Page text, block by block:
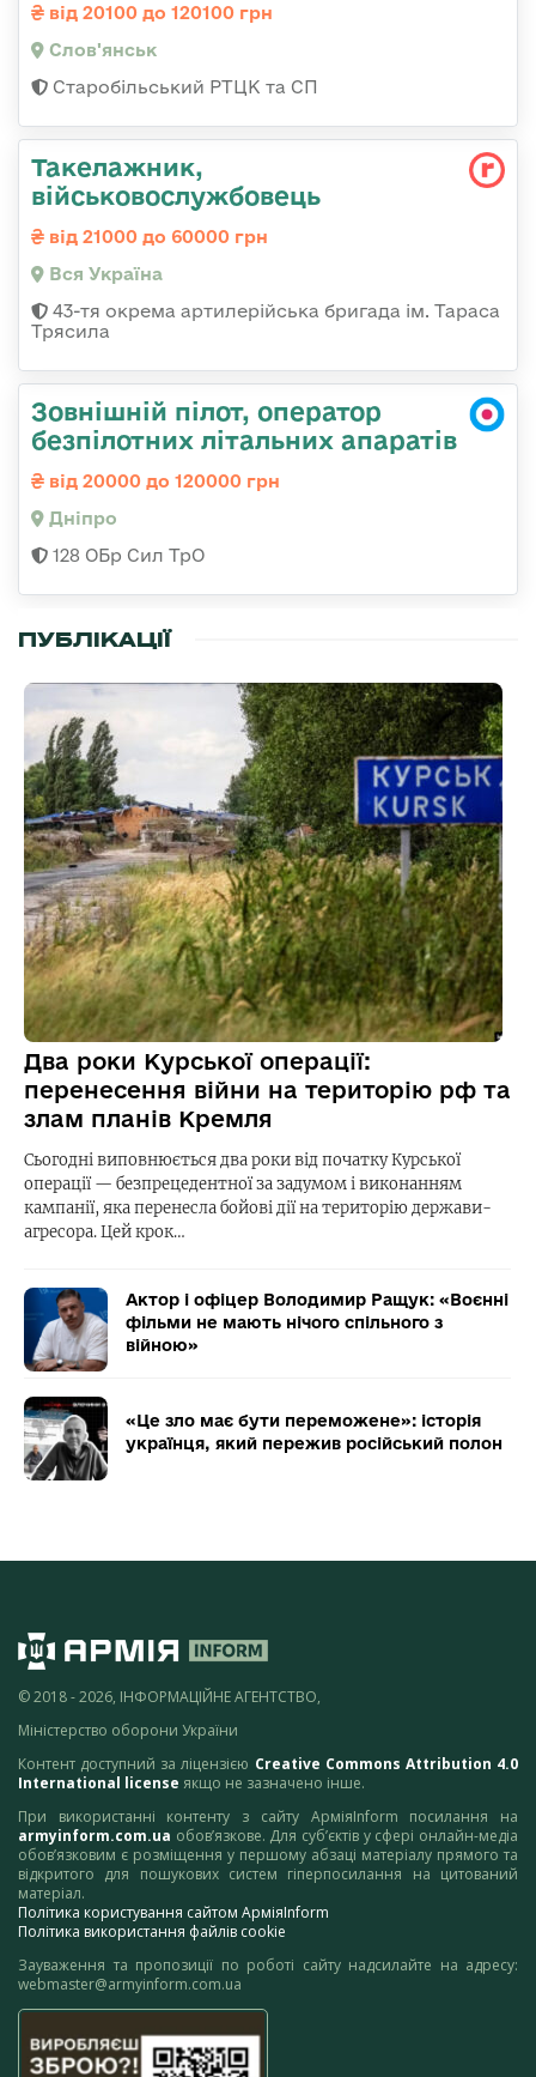
від 20100 до 120100 грн
Слов'янськ
Старобільський РТЦК та СП
Такелажник,
військовослужбовець
від 21000 до 60000 грн
Вся Україна
43-тя окрема артилерійська бригада ім. Тараса
Трясила
Зовнішній пілот, оператор
безпілотних літальних апаратів
від 20000 до 120000 грн
Дніпро
128 ОБр Сил ТрО
ПУБЛІКАЦІЇ
Два роки Курської операції:
перенесення війни на територію рф та
злам планів Кремля
Сьогодні виповнюється два роки від початку Курської
операції — безпрецедентної за задумом і виконанням
кампанії, яка перенесла бойові дії на територію держави-
агресора. Цей крок…
Актор і офіцер Володимир Ращук: «Воєнні
фільми не мають нічого спільного з
війною»
«Це зло має бути переможене»: історія
українця, який пережив російський полон
© 2018 - 2026, ІНФОРМАЦІЙНЕ АГЕНТСТВО,
Міністерство оборони України
Контент доступний за ліцензією Creative Commons Attribution 4.0
International license якщо не зазначено інше.
При використанні контенту з сайту АрміяInform посилання на
armyinform.com.ua обов’язкове. Для суб’єктів у сфері онлайн-медіа
обов’язковим є розміщення у першому абзаці матеріалу прямого та
відкритого для пошукових систем гіперпосилання на цитований
матеріал.
Політика користування сайтом АрміяInform
Політика використання файлів cookie
Зауваження та пропозиції по роботі сайту надсилайте на адресу:
webmaster@armyinform.com.ua